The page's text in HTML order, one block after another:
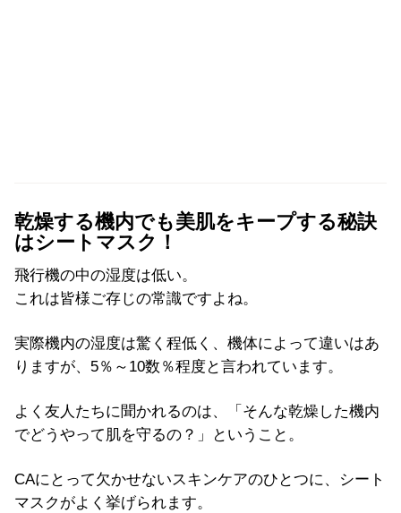
乾燥する機内でも美肌をキープする秘訣
はシートマスク！
飛行機の中の湿度は低い。
これは皆様ご存じの常識ですよね。
実際機内の湿度は驚く程低く、機体によって違いはあ
りますが、5％～10数％程度と言われています。
よく友人たちに聞かれるのは、「そんな乾燥した機内
でどうやって肌を守るの？」ということ。
CAにとって欠かせないスキンケアのひとつに、シート
マスクがよく挙げられます。